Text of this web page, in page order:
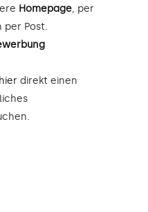
Homepage, per
per Post.
hier direkt einen